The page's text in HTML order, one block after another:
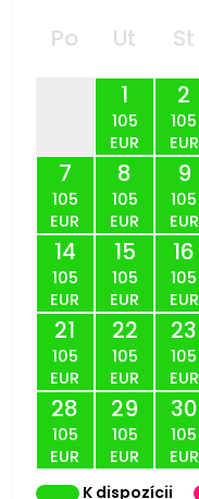
Po Ut St
1
105
EUR
2
105
EUR
7
105
EUR
8
105
EUR
9
105
EUR
14
105
EUR
15
105
EUR
16
105
EUR
21
105
EUR
22
105
EUR
23
105
EUR
28
105
EUR
29
105
EUR
30
105
EUR
K dispozícii